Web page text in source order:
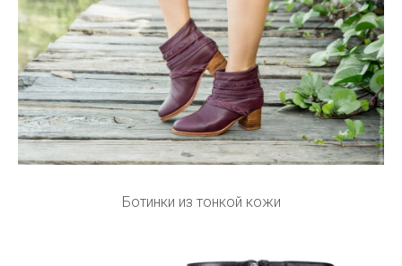
Ботинки из тонкой кожи